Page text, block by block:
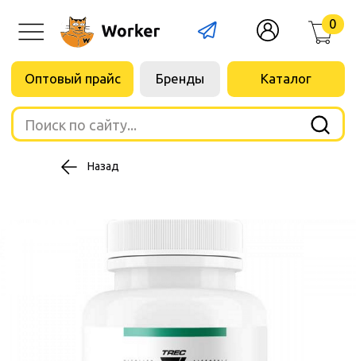
Поиск по сайту...
Назад